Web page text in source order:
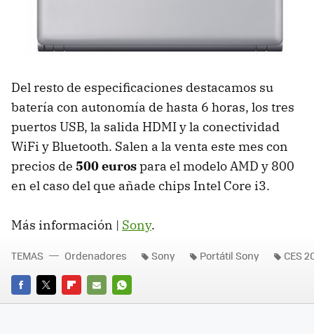
Del resto de especificaciones destacamos su
batería con autonomía de hasta 6 horas, los tres
puertos USB, la salida HDMIy la conectividad
WiFi y Bluetooth. Salen a la venta este mes con
precios de 500 eurospara el modeloAMD y 800
en el caso del que añade chips Intel Core i3.
Más información | Sony.
FACEBOOK
TWITTERFLIPBOARD
E-
WHATSAPP
TEMAS Ordenadores Sony Portátil Sony CES